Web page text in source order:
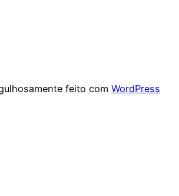
feito com WordPress